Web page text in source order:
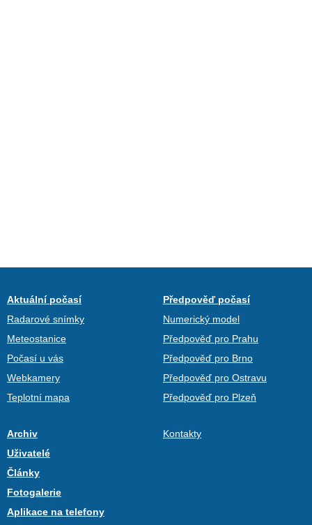
Aktuální počasí
Radarové snímky
Meteostanice
Počasí u vás
Webkamery
Teplotní mapa
Předpověď počasí
Numerický model
Předpověď pro Prahu
Předpověď pro Brno
Předpověď pro Ostravu
Předpověď pro Plzeň
Archiv
Uživatelé
Články
Fotogalerie
Aplikace na telefony
Kontakty